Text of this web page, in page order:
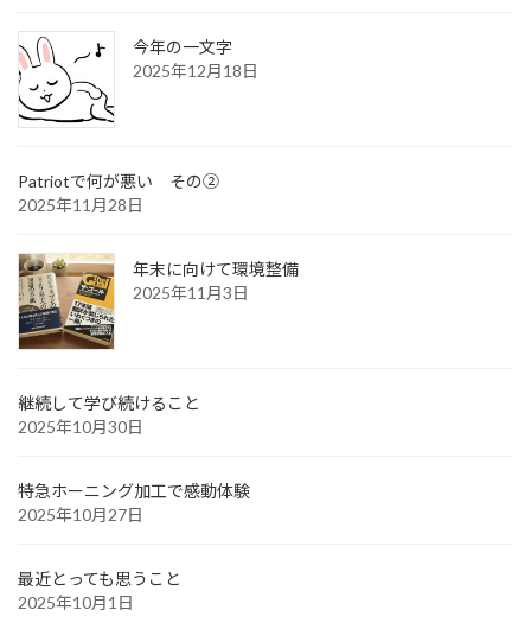
今年の一文字
2025年12月18日
Patriotで何が悪い その②
2025年11月28日
年末に向けて環境整備
2025年11月3日
継続して学び続けること
2025年10月30日
特急ホーニング加工で感動体験
2025年10月27日
最近とっても思うこと
2025年10月1日